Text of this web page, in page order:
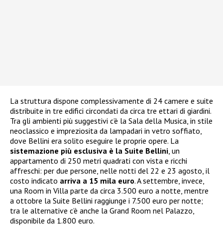
La struttura dispone complessivamente di 24 camere e suite
distribuite in tre edifici circondati da circa tre ettari di giardini.
Tra gli ambienti più suggestivi c’è la Sala della Musica, in stile
neoclassico e impreziosita da lampadari in vetro soffiato,
dove Bellini era solito eseguire le proprie opere. La
sistemazione più esclusiva è la Suite Bellini , un
appartamento di 250 metri quadrati con vista e ricchi
affreschi: per due persone, nelle notti del 22 e 23 agosto, il
costo indicato arriva a 15 mila euro. A settembre, invece,
una Room in Villa parte da circa 3.500 euro a notte, mentre
a ottobre la Suite Bellini raggiunge i 7.500 euro per notte;
tra le alternative c’è anche la Grand Room nel Palazzo,
disponibile da 1.800 euro.